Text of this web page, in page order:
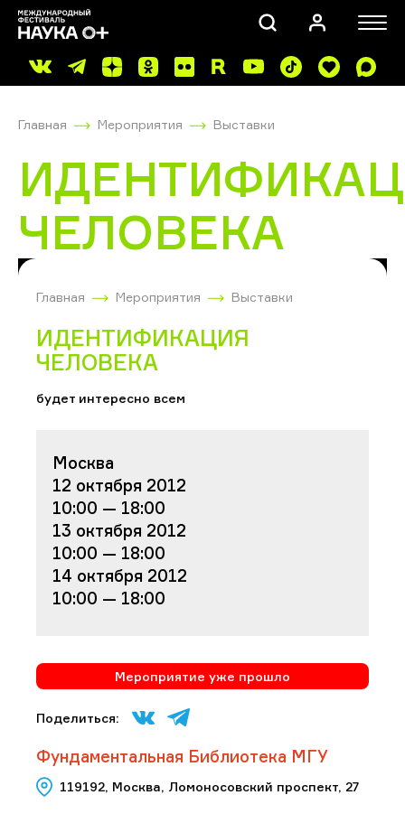
ПОИСК
Главная Мероприятия Выставки
ЧЕЛОВЕКА
Главная Мероприятия Выставки
ИДЕНТИФИКАЦИЯ
ЧЕЛОВЕКА
будет интересно всем
Москва
12 октября 2012
10:00 — 18:00
13 октября 2012
10:00 — 18:00
14 октября 2012
10:00 — 18:00
Мероприятие уже прошло
Поделиться:
Фундаментальная Библиотека МГУ
119192, Москва, Ломоносовский проспект, 27